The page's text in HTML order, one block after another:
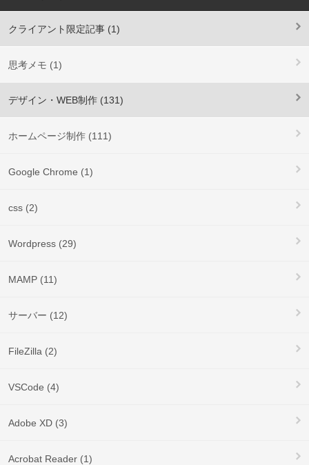
クライアント限定記事 (1)
思考メモ (1)
デザイン・WEB制作 (131)
ホームページ制作 (111)
Google Chrome (1)
css (2)
Wordpress (29)
MAMP (11)
サーバー (12)
FileZilla (2)
VSCode (4)
Adobe XD (3)
Acrobat Reader (1)